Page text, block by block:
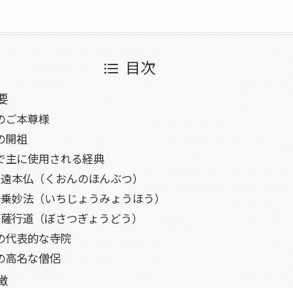
目次
ご本尊様
開祖
主に使用される経典
本仏（くおんのほんぶつ）
妙法（いちじょうみょうほう）
行道（ぼさつぎょうどう）
代表的な寺院
高名な僧侶